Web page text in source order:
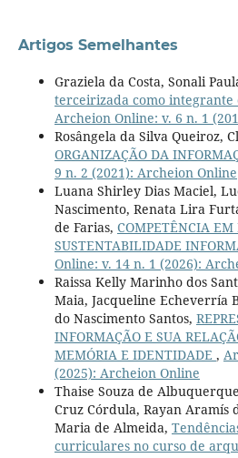
Artigos Semelhantes
Graziela da Costa, Sonali
terceirizada como integrante
Archeion Online: v. 6 n. 1
Rosângela da Silva Queiroz,
ORGANIZAÇÃO DA
9 n. 2 (2021): Archeion Online
Luana Shirley Dias Maciel,
Nascimento, Renata Lira
de Farias, COMPETÊNCIA EM
SUSTENTABILIDADE
Online: v. 14 n. 1 (2026):
Raissa Kelly Marinho dos
Maia, Jacqueline Echeverría
do Nascimento Santos,
INFORMAÇÃO E SUA
MEMÓRIA E IDENTIDADE ,
(2025): Archeion Online
Thaise Souza de
Cruz Córdula, Rayan Aramís
Maria de Almeida,
curriculares no curso de